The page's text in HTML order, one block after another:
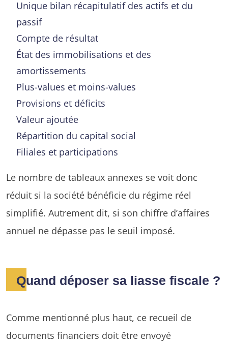
Unique bilan récapitulatif des actifs et du
passif
Compte de résultat
État des immobilisations et des
amortissements
Plus-values et moins-values
Provisions et déficits
Valeur ajoutée
Répartition du capital social
Filiales et participations
Le nombre de tableaux annexes se voit donc
réduit si la société bénéficie du régime réel
simplifié. Autrement dit, si son chiffre d’affaires
annuel ne dépasse pas le seuil imposé.
Quand déposer sa liasse fiscale ?
Comme mentionné plus haut, ce recueil de
documents financiers doit être envoyé